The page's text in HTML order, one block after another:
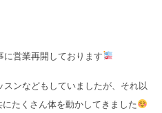
に営業再開しております
ンなどもしていましたが、それ以
たくさん体を動かしてきました